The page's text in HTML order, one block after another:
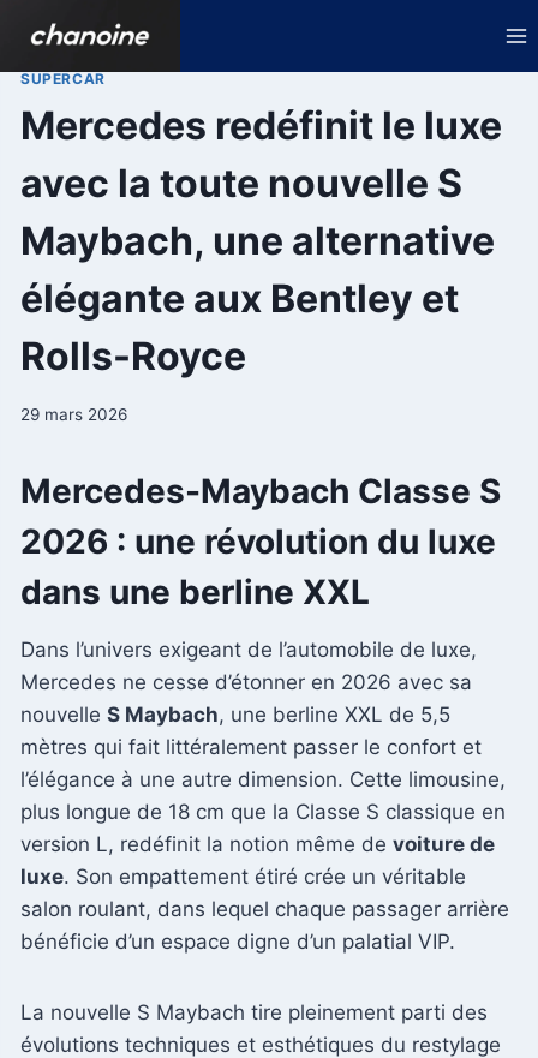
contenu
SUPERCAR
Mercedes redéfinit le luxe
avec la toute nouvelle S
Maybach, une alternative
élégante aux Bentley et
Rolls-Royce
29 mars 2026
Mercedes-Maybach Classe S
2026 : une révolution du luxe
dans une berline XXL
Dans l’univers exigeant de l’automobile de luxe,
Mercedes ne cesse d’étonner en 2026 avec sa
nouvelle S Maybach, une berline XXL de 5,5
mètres qui fait littéralement passer le confort et
l’élégance à une autre dimension. Cette limousine,
plus longue de 18 cm que la Classe S classique en
version L, redéfinit la notion même de voiture de
luxe. Son empattement étiré crée un véritable
salon roulant, dans lequel chaque passager arrière
bénéficie d’un espace digne d’un palatial VIP.
La nouvelle S Maybach tire pleinement parti des
évolutions techniques et esthétiques du restylage